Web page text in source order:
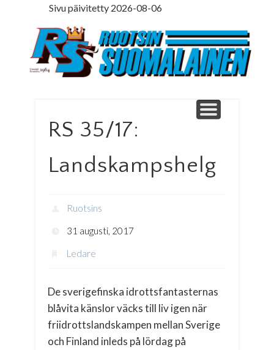
Sivu päivitetty 2026-08-06
ETUSIVU
PÄÄKIRJOITUS
MINNE MENNÄ
ILMOITUSOSASTO
LEHTITILAUS
NETTILEHTI
LEDARE PÅ SVENSKA
YHTEYSTIEDOT
RS 35/17:
Landskampshelg
Ruotsins
31 augusti, 2017
Ledare
De sverigefinska idrottsfantasternas
blåvita känslor väcks till liv igen när
friidrottslandskampen mellan Sverige
och Finland inleds på lördag på